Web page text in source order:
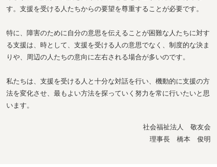
す。支援を受ける人たちからの要望を尊重することが必要です。
特に、障害のために自分の意思を伝えることが困難な人たちに対す
る支援は、時として、支援を受ける人の意思でなく、制度的な決ま
りや、周辺の人たちの意向に左右される場合が多いのです。
私たちは、支援を受ける人と十分な対話を行い、機動的に支援の方
法を変化させ、最もよい方法を探っていく努力を常に行いたいと思
います。
社会福祉法人 敬友会
理事長 橋本 俊明